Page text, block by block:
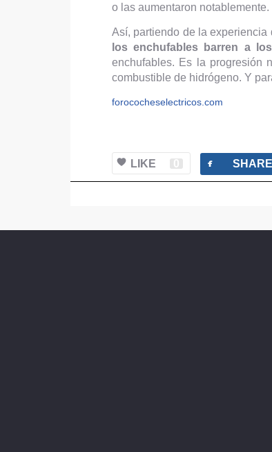
o las aumentaron notablemente.
Así, partiendo de la
los enchufables barren a
enchufables. Es la progresión
combustible de hidrógeno. Y
forococheselectricos.com
LIKE 0 facebook SHARE